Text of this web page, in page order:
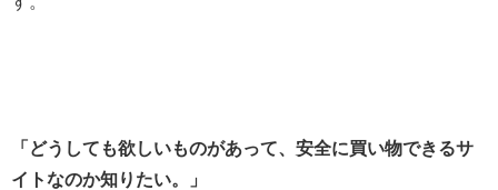
「どうしても欲しいものがあって、安全に買い物できるサ
イトなのか知りたい。」